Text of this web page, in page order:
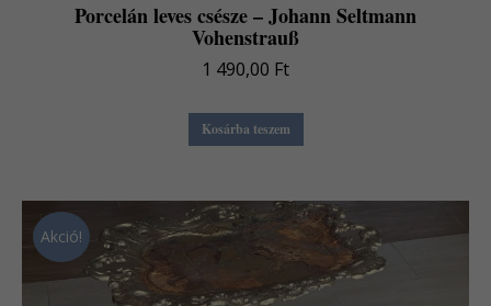
Porcelán leves csésze – Johann Seltmann
Vohenstrauß
1 490,00 Ft
Kosárba teszem
Akció!